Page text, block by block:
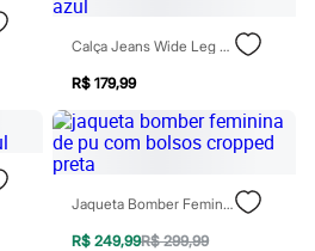
Calça Jeans Wide Leg Cropped Cintura Super Alta Azul
R$ 179,99
Jaqueta Bomber Feminina De Pu Com Bolsos Cropped Preta
R$ 249,99R$ 299,99